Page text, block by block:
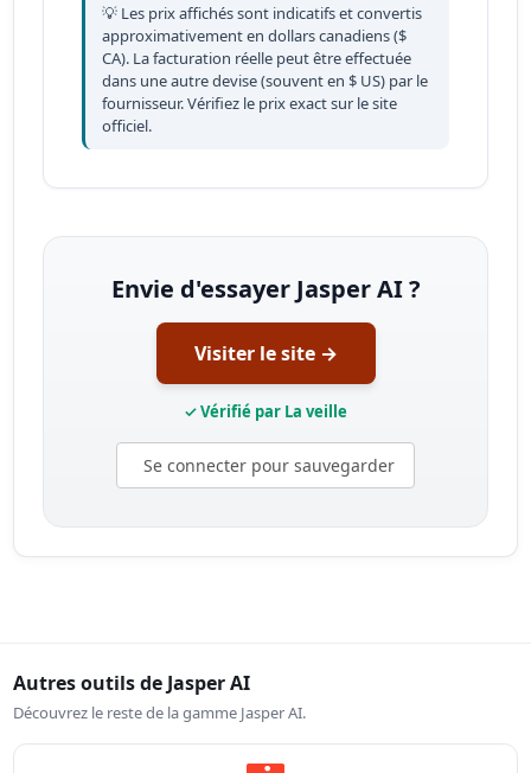
💡 Les prix affichés sont indicatifs et convertis
approximativement en dollars canadiens ($
CA). La facturation réelle peut être effectuée
dans une autre devise (souvent en $ US) par le
fournisseur. Vérifiez le prix exact sur le site
officiel.
Envie d'essayer Jasper AI ?
Visiter le site →
✓ Vérifié par La veille
Se connecter pour sauvegarder
Autres outils de Jasper AI
Découvrez le reste de la gamme Jasper AI.